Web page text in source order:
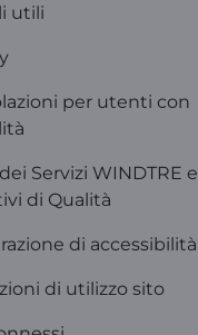
utili
per utenti con
Servizi WINDTRE e
di Qualità
di accessibilità
di utilizzo sito